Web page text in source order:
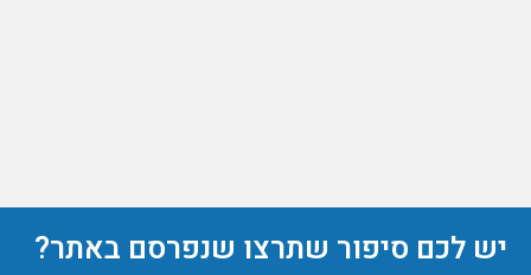
יש לכם סיפור שתרצו שנפרסם באתר?